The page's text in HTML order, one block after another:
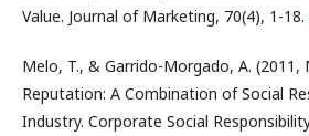
Value. Journal of Marketing, 70(4), 1-18.
Melo, T., & Garrido-Morgado, A. (2011,
Reputation: A Combination of Social
Industry. Corporate Social